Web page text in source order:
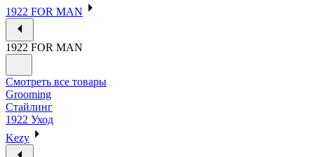
1922 FOR MAN
1922 FOR MAN
Смотреть все товары
Grooming
Стайлинг
1922 Уход
Kezy